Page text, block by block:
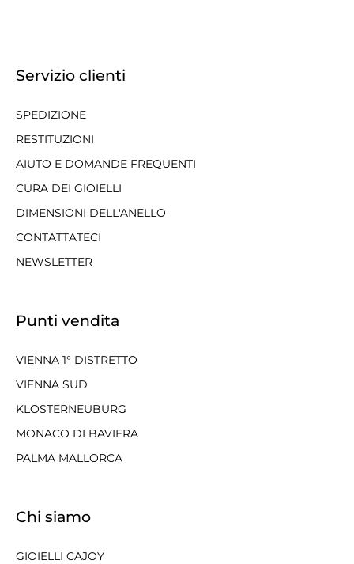
Servizio clienti
SPEDIZIONE
RESTITUZIONI
AIUTO E DOMANDE FREQUENTI
CURA DEI GIOIELLI
DIMENSIONI DELL'ANELLO
CONTATTATECI
NEWSLETTER
Punti vendita
VIENNA 1° DISTRETTO
VIENNA SUD
KLOSTERNEUBURG
MONACO DI BAVIERA
PALMA MALLORCA
Chi siamo
GIOIELLI CAJOY